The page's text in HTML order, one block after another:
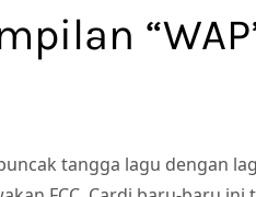
tangga lagu dengan